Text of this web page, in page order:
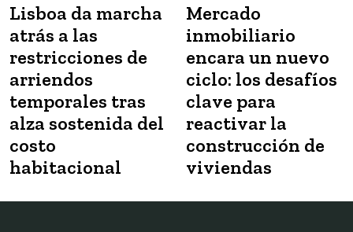
Lisboa da marcha
atrás a las
restricciones de
arriendos
temporales tras
alza sostenida del
costo
habitacional
Mercado
inmobiliario
encara un nuevo
ciclo: los desafíos
clave para
reactivar la
construcción de
viviendas